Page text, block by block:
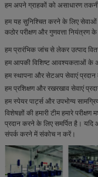
हम अपने ग्राहकों को असाधारण
हम यह सुनिश्चित करने के लिए
कठोर परीक्षण और गुणवत्ता नियंत्रण
हम प्रारंभिक जांच से लेकर उत्पाद
हम आपकी विशिष्ट आवश्यकताओं के
हम स्थापना और सेटअप सेवाएं
हम प्रशिक्षण और रखरखाव सेवाएं
हम स्पेयर पार्ट्स और उपभोग्य
विशेषज्ञों की हमारी टीम हमारे
प्रदान करने के लिए समर्पित है।
संपर्क करने में संकोच न करें।